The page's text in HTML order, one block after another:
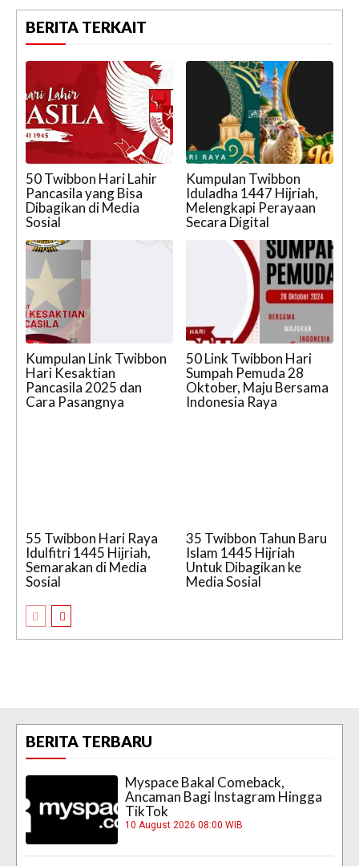
BERITA TERKAIT
50 Twibbon Hari Lahir
Pancasila yang Bisa
Dibagikan di Media
Sosial
Kumpulan Twibbon
Iduladha 1447 Hijriah,
Melengkapi Perayaan
Secara Digital
Kumpulan Link Twibbon
Hari Kesaktian
Pancasila 2025 dan
Cara Pasangnya
50 Link Twibbon Hari
Sumpah Pemuda 28
Oktober, Maju Bersama
Indonesia Raya
55 Twibbon Hari Raya
Idulfitri 1445 Hijriah,
Semarakan di Media
Sosial
35 Twibbon Tahun Baru
Islam 1445 Hijriah
Untuk Dibagikan ke
Media Sosial
BERITA TERBARU
Myspace Bakal Comeback,
Ancaman Bagi Instagram Hingga
TikTok
10 August 2026 08:00 WIB